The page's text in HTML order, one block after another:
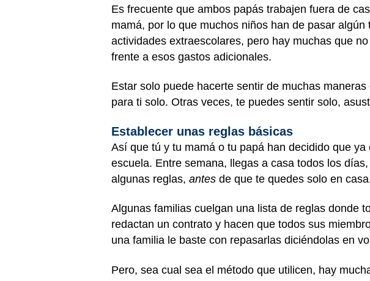
Es frecuente que ambos papás trabajen fuera de
mamá, por lo que muchos niños han de pasar
actividades extraescolares, pero hay muchas que
frente a esos gastos adicionales.
Estar solo puede hacerte sentir de muchas
para ti solo. Otras veces, te puedes sentir solo,
Establecer unas reglas básicas
Así que tú y tu mamá o tu papá han decidido que
escuela. Entre semana, llegas a casa todos los
algunas reglas, antes de que te quedes solo en
Algunas familias cuelgan una lista de reglas donde
redactan un contrato y hacen que todos sus
una familia le baste con repasarlas diciéndolas en
Pero, sea cual sea el método que utilicen, hay